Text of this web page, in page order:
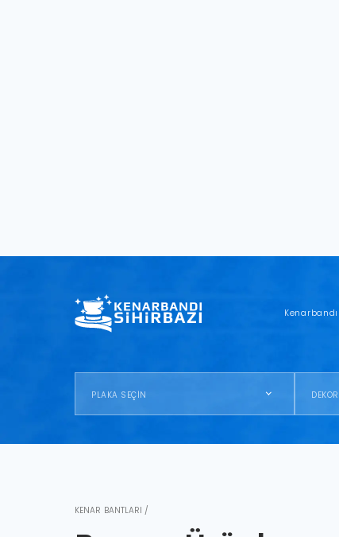
PLAKA SEÇİN
KENAR BANTLARI /